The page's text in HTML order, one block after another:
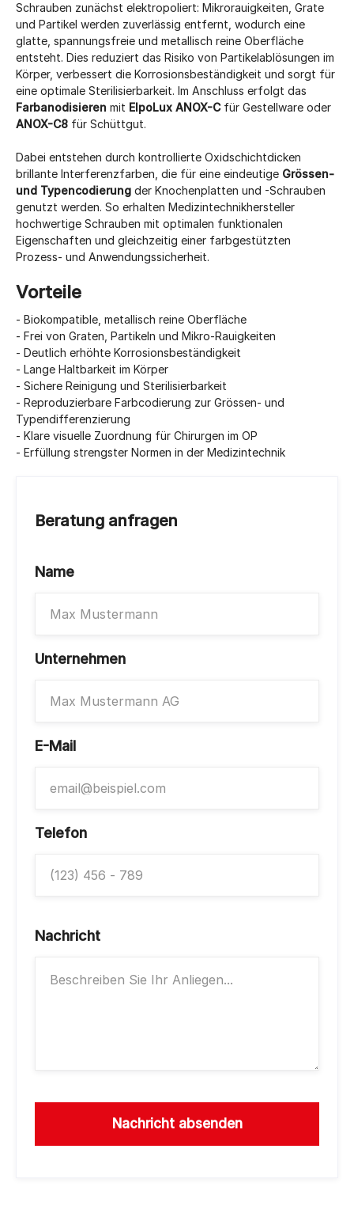
Schrauben zunächst elektropoliert: Mikrorauigkeiten, Grate
und Partikel werden zuverlässig entfernt, wodurch eine
glatte, spannungsfreie und metallisch reine Oberfläche
entsteht. Dies reduziert das Risiko von Partikelablösungen im
Körper, verbessert die Korrosionsbeständigkeit und sorgt für
eine optimale Sterilisierbarkeit. Im Anschluss erfolgt das
Farbanodisieren mit ElpoLux ANOX-Cfür Gestellware oder
ANOX-C8 für Schüttgut.
Dabei entstehen durch kontrollierte Oxidschichtdicken
brillante Interferenzfarben, die für eine eindeutige Grössen-
und Typencodierung der Knochenplatten und -Schrauben
genutzt werden. So erhalten Medizintechnikhersteller
hochwertige Schrauben mit optimalen funktionalen
Eigenschaften und gleichzeitig einer farbgestützten
Prozess- und Anwendungssicherheit.
Vorteile
- Biokompatible, metallisch reine Oberfläche
- Frei von Graten, Partikeln und Mikro-Rauigkeiten
- Deutlich erhöhte Korrosionsbeständigkeit
- Lange Haltbarkeit im Körper
- Sichere Reinigung und Sterilisierbarkeit
- Reproduzierbare Farbcodierung zur Grössen- und
Typendifferenzierung
- Klare visuelle Zuordnung für Chirurgen im OP
- Erfüllung strengster Normen in der Medizintechnik
Beratung anfragen
Name
Unternehmen
E-Mail
Telefon
Nachricht